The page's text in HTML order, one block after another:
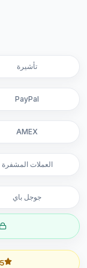
تأشيرة
PayPal
AMEX
العملات المشفرة
جوجل باي